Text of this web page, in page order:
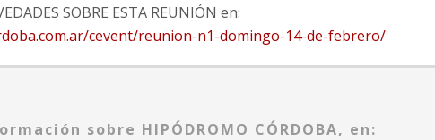
SOBRE ESTA REUNIÓN en:
cevent/reunion-n1-domingo-14-de-febrero/
sobre HIPÓDROMO CÓRDOBA, en: